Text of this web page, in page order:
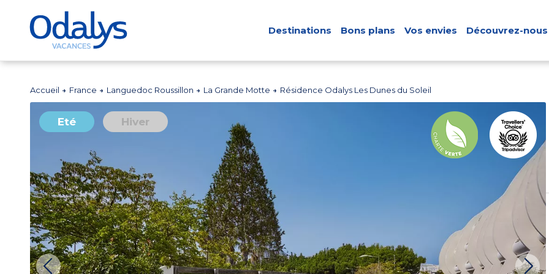
Destinations Bons plans Vos envies Découvrez-nous
Accueil France Languedoc Roussillon La Grande Motte Résidence Odalys Les Dunes du Soleil
Eté Hiver